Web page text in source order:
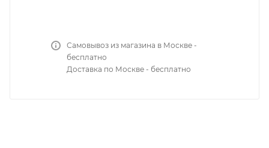
Самовывоз из магазина в Москве -
бесплатно
Доставка по Москве - бесплатно